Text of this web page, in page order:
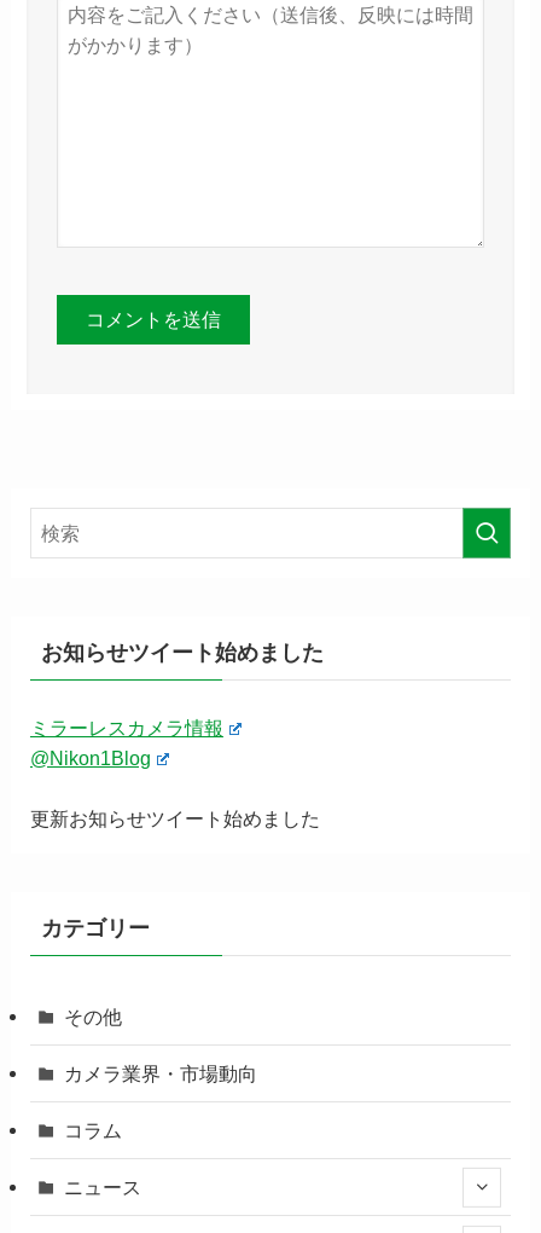
お知らせツイート始めました
ミラーレスカメラ情報
@Nikon1Blog
更新お知らせツイート始めました
カテゴリー
その他
カメラ業界・市場動向
コラム
ニュース